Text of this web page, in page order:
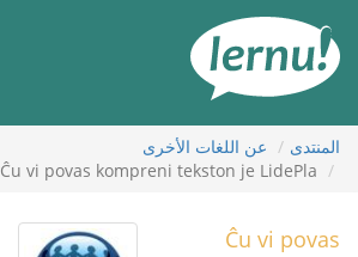
المحتويات
المنتدى
عن اللغات الأخرى
Ĉu vi povas kompreni tekston je LidePla?
Ĉu vi povas